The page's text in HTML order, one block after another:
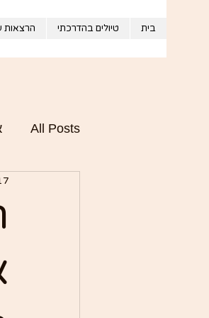
בית טיולים בהדרכתי הרצאות
All Posts
התרבות17